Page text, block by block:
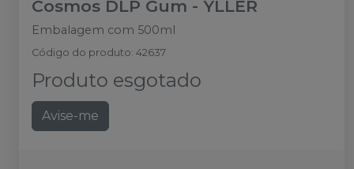
Cosmos DLP Gum - YLLER
Embalagem com 500ml
Código do produto: 42637
Produto esgotado
Avise-me